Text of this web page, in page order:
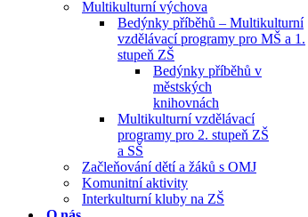
Multikulturní výchova
Bedýnky příběhů – Multikulturní
vzdělávací programy pro MŠ a 1.
stupeň ZŠ
Bedýnky příběhů v
městských
knihovnách
Multikulturní vzdělávací
programy pro 2. stupeň ZŠ
a SŠ
Začleňování dětí a žáků s OMJ
Komunitní aktivity
Interkulturní kluby na ZŠ